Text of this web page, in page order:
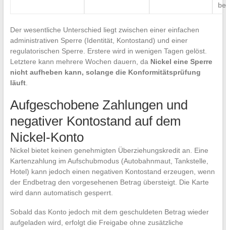
Der wesentliche Unterschied liegt zwischen einer einfachen
administrativen Sperre (Identität, Kontostand) und einer
regulatorischen Sperre. Erstere wird in wenigen Tagen gelöst.
Letztere kann mehrere Wochen dauern, da Nickel eine Sperre
nicht aufheben kann, solange die Konformitätsprüfung
läuft.
Aufgeschobene Zahlungen und
negativer Kontostand auf dem
Nickel-Konto
Nickel bietet keinen genehmigten Überziehungskredit an. Eine
Kartenzahlung im Aufschubmodus (Autobahnmaut, Tankstelle,
Hotel) kann jedoch einen negativen Kontostand erzeugen, wenn
der Endbetrag den vorgesehenen Betrag übersteigt. Die Karte
wird dann automatisch gesperrt.
Sobald das Konto jedoch mit dem geschuldeten Betrag wieder
aufgeladen wird, erfolgt die Freigabe ohne zusätzliche